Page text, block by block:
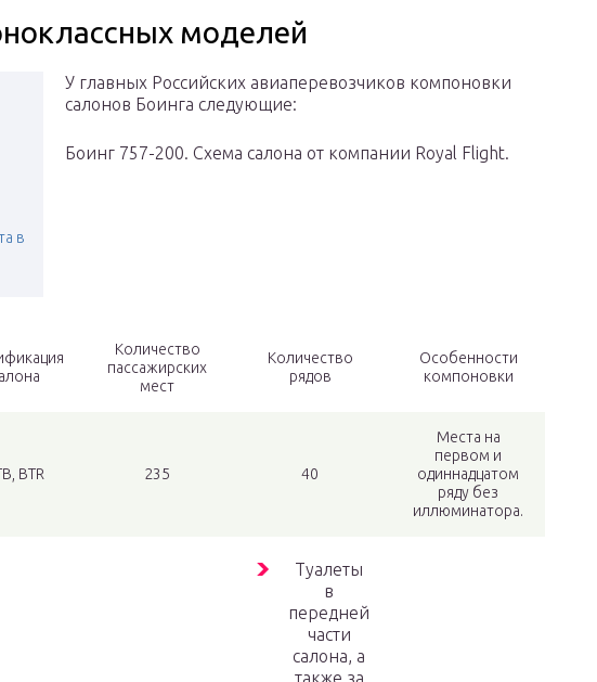
моделей
в
У главных Российских авиаперевозчиков компоновки
салонов Боинга следующие:
Боинг 757-200. Схема салона от компании Royal Flight.
Количество
пассажирских
мест
Количество
рядов
Особенности
компоновки
BTR 235 40
Места на
первом и
одиннадцатом
ряду без
иллюминатора.
Туалеты
в
передней
части
салона, а
также за